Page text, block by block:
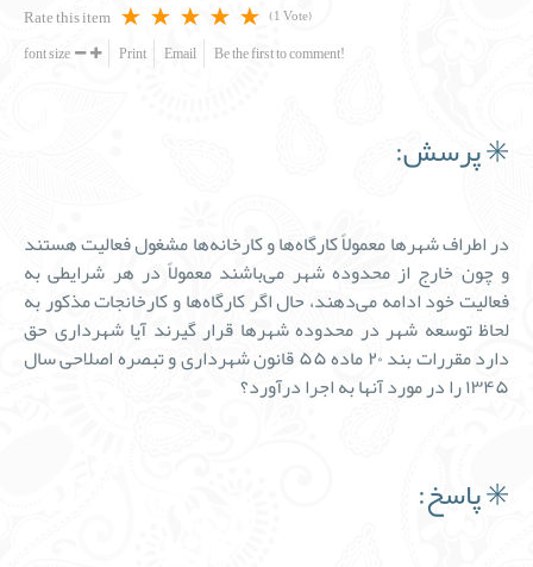
Rate this item (1 Vote)
font size Print Email Be the first to comment!
✳️ پرسش:
در اطراف شهرها معمولاً کارگاه‌ها و کارخانه‌ها مشغول فعالیت هستند
و چون خارج از محدوده شهر می‌باشند معمولاً در هر شرایطی به
فعالیت خود ادامه می‌دهند، حال اگر کارگاه‌ها و کارخانجات مذکور به
لحاظ توسعه شهر در محدوده شهرها قرار گیرند آیا شهرداری حق
دارد مقررات بند ۲۰ ماده ۵۵ قانون شهرداری و تبصره اصلاحی سال
۱۳۴۵ را در مورد آنها به اجرا درآورد؟
✳️ پاسخ: